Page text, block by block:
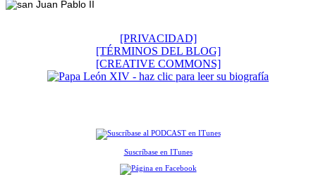
[PRIVACIDAD]
[TÉRMINOS DEL BLOG]
[CREATIVE COMMONS]
Suscríbase en ITunes